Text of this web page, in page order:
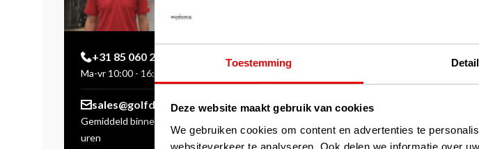
Toestemming
Deze website maakt gebruik van cookies
We gebruiken cookies om content en advertenties te
websiteverkeer te analyseren. Ook delen we informatie over
+31 85 060 20 99
Ma-vr 10:00 - 16:00 uur
sales@golfdriver.nl
Gemiddeld binnen enkele
uren